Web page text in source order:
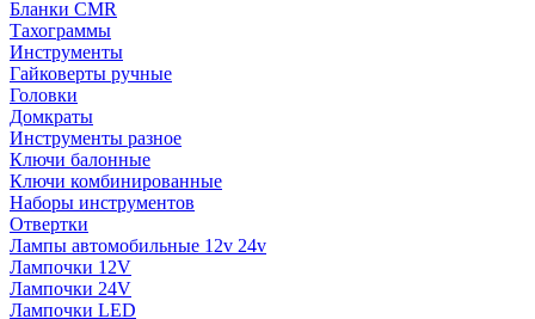
Бланки CMR
Тахограммы
Инструменты
Гайковерты ручные
Головки
Домкраты
Инструменты разное
Ключи балонные
Ключи комбинированные
Наборы инструментов
Отвертки
Лампы автомобильные 12v 24v
Лампочки 12V
Лампочки 24V
Лампочки LED